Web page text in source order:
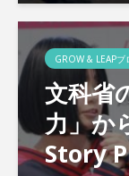
GROW & LEAPブ
文科省
力」か
Story